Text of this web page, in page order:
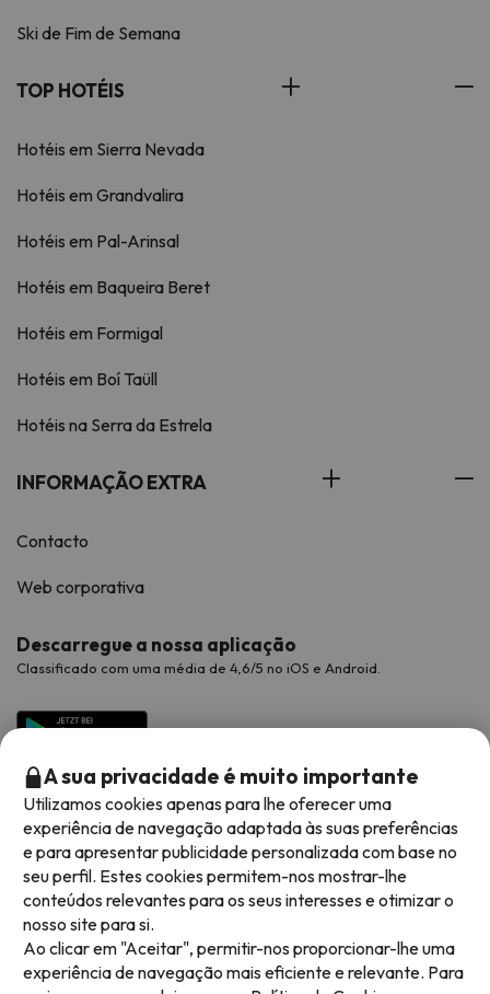
Ski de Fim de Semana
TOP HOTÉIS
Hotéis em Sierra Nevada
Hotéis em Grandvalira
Hotéis em Pal-Arinsal
Hotéis em Baqueira Beret
Hotéis em Formigal
Hotéis em Boí Taüll
Hotéis na Serra da Estrela
INFORMAÇÃO EXTRA
Contacto
Web corporativa
Descarregue a nossa aplicação
Classificado com uma média de 4,6/5 no iOS e Android.
Métodos de pagamento disponíveis
A sua privacidade é muito importante
Utilizamos cookies apenas para lhe oferecer uma
experiência de navegação adaptada às suas preferências
e para apresentar publicidade personalizada com base no
seu perfil. Estes cookies permitem-nos mostrar-lhe
conteúdos relevantes para os seus interesses e otimizar o
nosso site para si.
Ao clicar em "Aceitar", permitir-nos proporcionar-lhe uma
experiência de navegação mais eficiente e relevante. Para